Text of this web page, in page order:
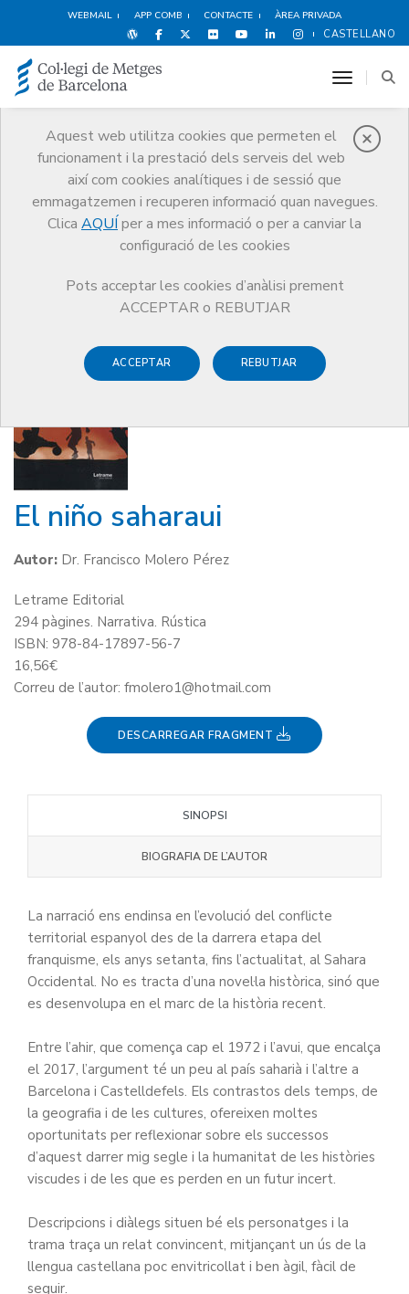
WEBMAIL APP COMB CONTACTE ÀREA PRIVADA
CASTELLANO
Aquest web utilitza cookies que permeten el
funcionament i la prestació dels serveis del web
així com cookies analítiques i de sessió que
emmagatzemen i recuperen informació quan navegues.
Clica AQUÍ per a mes informació o per a canviar la
configuració de les cookies
Pots acceptar les cookies d’anàlisi prement
ACCEPTAR o REBUTJAR
ACCEPTAR REBUTJAR
toggle
Cultura i oci
Altres serveis Cultura i oci
Metges i literatura
El niño saharaui
El niño saharaui
Autor: Dr. Francisco Molero Pérez
Letrame Editorial
294 pàgines. Narrativa. Rústica
ISBN: 978-84-17897-56-7
16,56€
Correu de l’autor: fmolero1@hotmail.com
DESCARREGAR FRAGMENT
SINOPSI
BIOGRAFIA DE L’AUTOR
La narració ens endinsa en l’evolució del conflicte
territorial espanyol des de la darrera etapa del
franquisme, els anys setanta, fins l’actualitat, al Sahara
Occidental. No es tracta d’una novel·la històrica, sinó que
es desenvolupa en el marc de la història recent.
Entre l’ahir, que comença cap el 1972 i l’avui, que encalça
el 2017, l’argument té un peu al país saharià i l’altre a
Barcelona i Castelldefels. Els contrastos dels temps, de
la geografia i de les cultures, ofereixen moltes
oportunitats per reflexionar sobre els successos
d’aquest darrer mig segle i la humanitat de les històries
viscudes i de les que es perden en un futur incert.
Descripcions i diàlegs situen bé els personatges i la
trama traça un relat convincent, mitjançant un ús de la
llengua castellana poc envitricollat i ben àgil, fàcil de
seguir.